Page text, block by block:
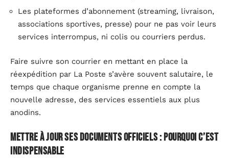
Les plateformes d’abonnement (streaming, livraison,
associations sportives, presse) pour ne pas voir leurs
services interrompus, ni colis ou courriers perdus.
Faire suivre son courrier en mettant en place la
réexpédition par La Poste s’avère souvent salutaire, le
temps que chaque organisme prenne en compte la
nouvelle adresse, des services essentiels aux plus
anodins.
Mettre à jour ses documents officiels : pourquoi c’est
indispensable